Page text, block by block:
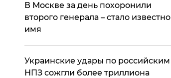
В Москве за день похоронили
второго генерала – стало известно
имя
Украинские удары по российским
НПЗ сожгли более триллиона